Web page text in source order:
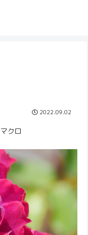
2022.09.02
マクロ